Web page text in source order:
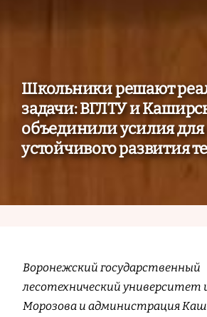
Школьники решают
задачи: ВГЛТУ и
объединили усилия для
устойчивого развития
Воронежский государственный
лесотехнический университет
Морозова и администрация